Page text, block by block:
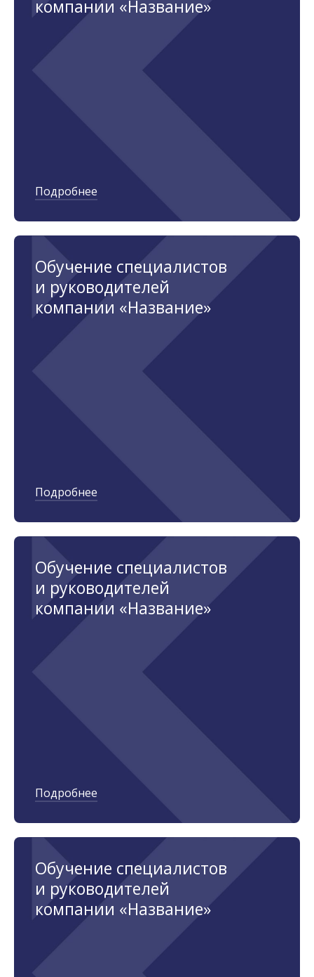
компании «Название»
Подробнее
Обучение специалистов
и руководителей
компании «Название»
Подробнее
Обучение специалистов
и руководителей
компании «Название»
Подробнее
Обучение специалистов
и руководителей
компании «Название»